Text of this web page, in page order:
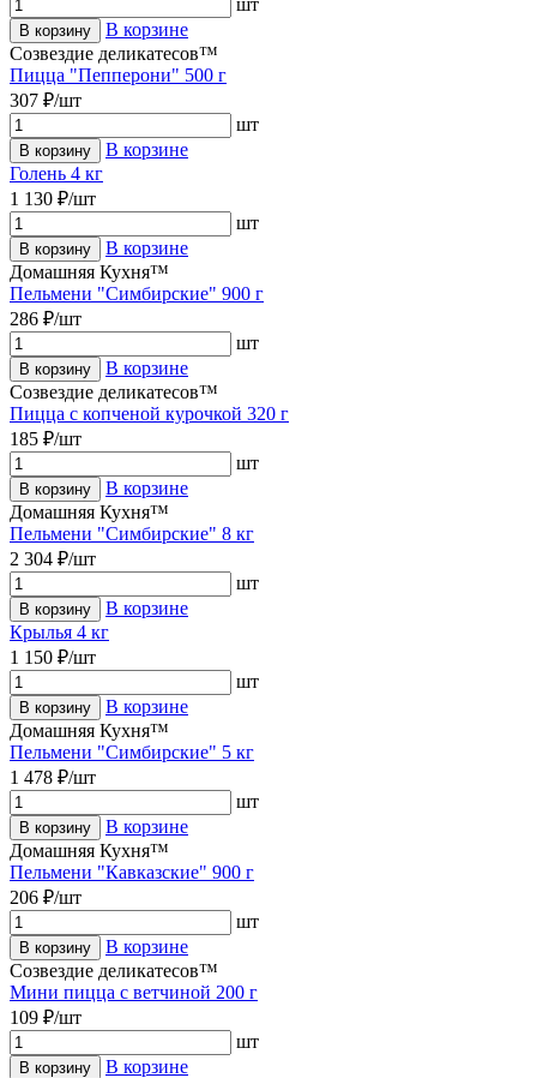
В корзину
В корзине
Созвездие деликатесов™
Пицца "Пепперони" 500 г
307 ₽/шт
шт
В корзину
В корзине
Голень 4 кг
1 130 ₽/шт
шт
В корзину
В корзине
Домашняя Кухня™
Пельмени "Симбирские" 900 г
286 ₽/шт
шт
В корзину
В корзине
Созвездие деликатесов™
Пицца с копченой курочкой 320 г
185 ₽/шт
шт
В корзину
В корзине
Домашняя Кухня™
Пельмени "Симбирские" 8 кг
2 304 ₽/шт
шт
В корзину
В корзине
Крылья 4 кг
1 150 ₽/шт
шт
В корзину
В корзине
Домашняя Кухня™
Пельмени "Симбирские" 5 кг
1 478 ₽/шт
шт
В корзину
В корзине
Домашняя Кухня™
Пельмени "Кавказские" 900 г
206 ₽/шт
шт
В корзину
В корзине
Созвездие деликатесов™
Мини пицца с ветчиной 200 г
109 ₽/шт
шт
В корзину
В корзине